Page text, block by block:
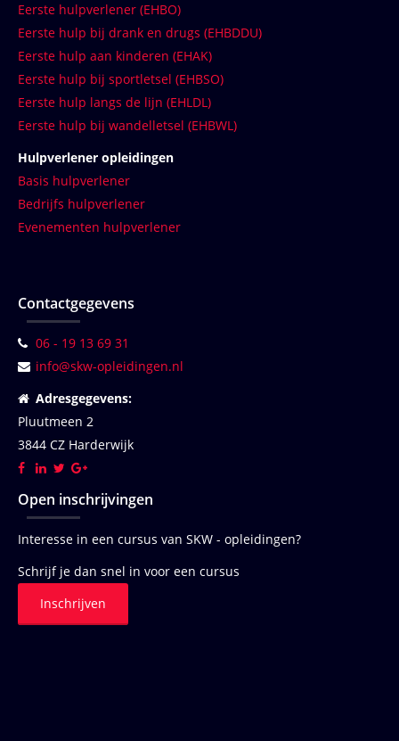
Eerste hulpverlener (EHBO)
Eerste hulp bij drank en drugs (EHBDDU)
Eerste hulp aan kinderen (EHAK)
Eerste hulp bij sportletsel (EHBSO)
Eerste hulp langs de lijn (EHLDL)
Eerste hulp bij wandelletsel (EHBWL)
Hulpverlener opleidingen
Basis hulpverlener
Bedrijfs hulpverlener
Evenementen hulpverlener
Contactgegevens
06 - 19 13 69 31
info@skw-opleidingen.nl
Adresgegevens:
Pluutmeen 2
3844 CZ Harderwijk
Open inschrijvingen
Interesse in een cursus van SKW - opleidingen?
Schrijf je dan snel in voor een cursus
Inschrijven